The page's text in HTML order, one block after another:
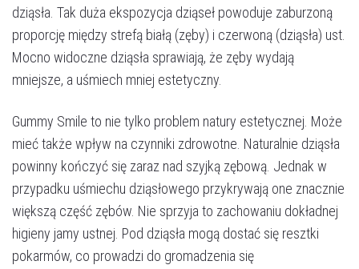
dziąsła. Tak duża ekspozycja dziąseł powoduje zaburzoną
proporcję między strefą białą (zęby) i czerwoną (dziąsła) ust.
Mocno widoczne dziąsła sprawiają, że zęby wydają
mniejsze, a uśmiech mniej estetyczny.
Gummy Smile to nie tylko problem natury estetycznej. Może
mieć także wpływ na czynniki zdrowotne. Naturalnie dziąsła
powinny kończyć się zaraz nad szyjką zębową. Jednak w
przypadku uśmiechu dziąsłowego przykrywają one znacznie
większą część zębów. Nie sprzyja to zachowaniu dokładnej
higieny jamy ustnej. Pod dziąsła mogą dostać się resztki
pokarmów, co prowadzi do gromadzenia się